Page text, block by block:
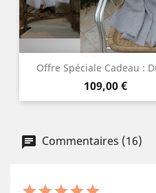
Offre Spéciale Cadeau :
Prix
109,00 €
Commentaires (16)